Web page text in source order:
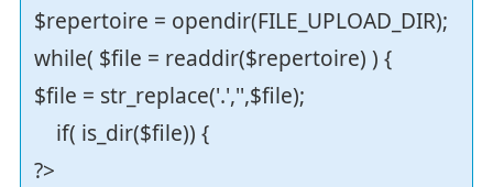
$repertoire = opendir(FILE_UPLOAD_DIR);
while( $file = readdir($repertoire) ) {
$file = str_replace('.','',$file);
if( is_dir($file)) {
?>